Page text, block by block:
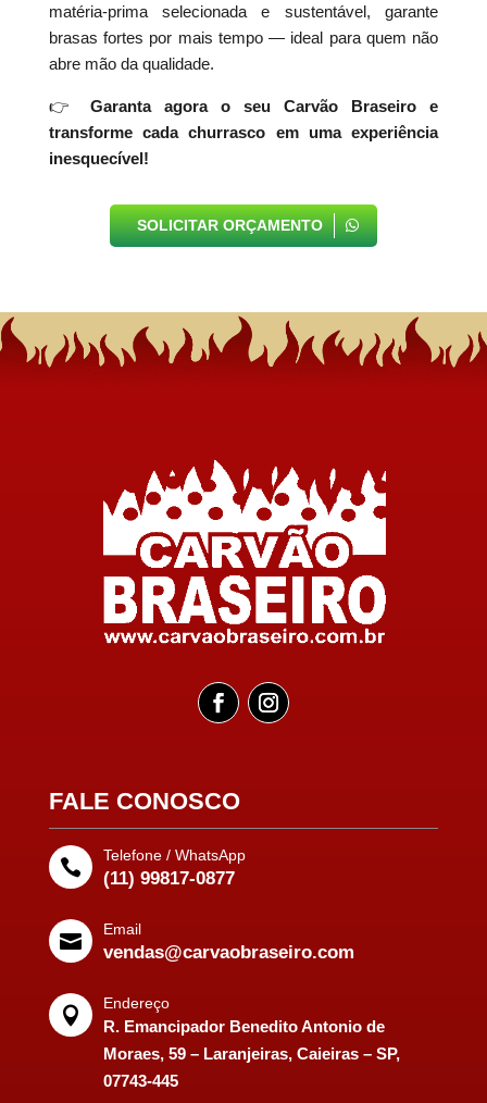
matéria-prima selecionada e sustentável, garante
brasas fortes por mais tempo — ideal para quem não
abre mão da qualidade.
👉
Garanta agora o seu Carvão Braseiro e
transforme cada churrasco em uma experiência
inesquecível!
SOLICITAR ORÇAMENTO
FALE CONOSCO

Telefone / WhatsApp
(11) 99817-0877

Email
vendas@carvaobraseiro.com

Endereço
R. Emancipador Benedito Antonio de
Moraes, 59 – Laranjeiras, Caieiras – SP,
07743-445